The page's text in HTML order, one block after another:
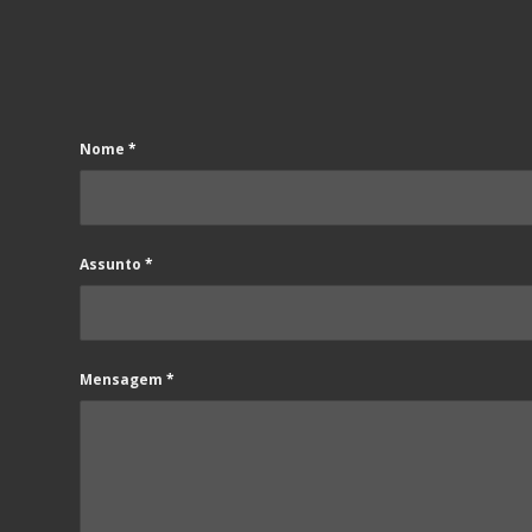
Nome *
Assunto *
Mensagem *